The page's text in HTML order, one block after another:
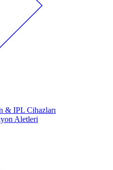
& IPL Cihazları
Aletleri